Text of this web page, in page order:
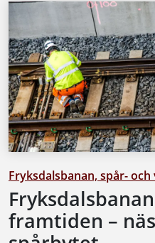
Fryksdalsbanan, spår-
framtiden –